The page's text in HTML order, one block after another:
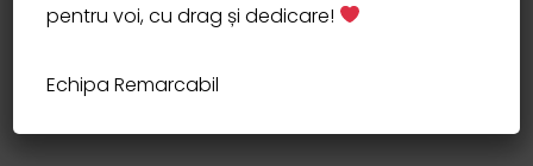
pentru voi, cu drag și dedicare!
Echipa Remarcabil